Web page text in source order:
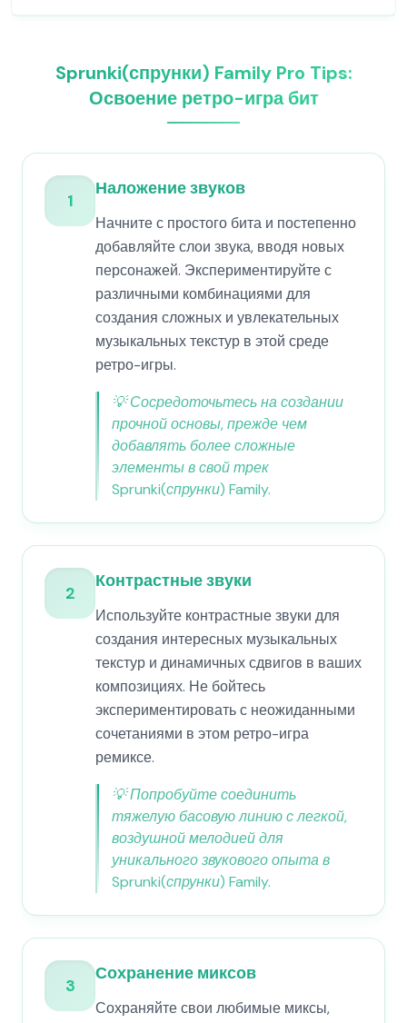
Sprunki(спрунки) Family Pro Tips:
Освоение ретро-игра бит
1
Наложение звуков
Начните с простого бита и постепенно
добавляйте слои звука, вводя новых
персонажей. Экспериментируйте с
различными комбинациями для
создания сложных и увлекательных
музыкальных текстур в этой среде
ретро-игры.
💡Сосредоточьтесь на создании
прочной основы, прежде чем
добавлять более сложные
элементы в свой трек
Sprunki(спрунки) Family.
2
Контрастные звуки
Используйте контрастные звуки для
создания интересных музыкальных
текстур и динамичных сдвигов в ваших
композициях. Не бойтесь
экспериментировать с неожиданными
сочетаниями в этом ретро-игра
ремиксе.
💡Попробуйте соединить
тяжелую басовую линию с легкой,
воздушной мелодией для
уникального звукового опыта в
Sprunki(спрунки) Family.
3
Сохранение миксов
Сохраняйте свои любимые миксы,